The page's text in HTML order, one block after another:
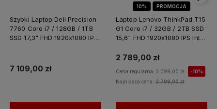
Szybki Laptop Dell Precision
7760 Core i7 / 128GB / 1TB
SSD 17,3" FHD 1920x1080 IPS
Laptop do Grafiki
Projektowania
7 109,00 zł
10% PROMOCJA
Laptop Lenovo ThinkPad T15
G1 Core i7 / 32GB / 2TB SSD
15,6" FHD 1920x1080 IPS Intel
do Nauki Domu
2 789,00 zł
Cena regularna: 3 099,00 zł
-10%
Najniższa cena: 2 799,00 zł